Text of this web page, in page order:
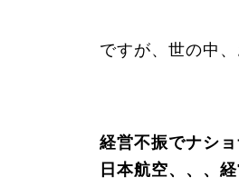
ですが、世の中
経営不振でナシ
日本航空、、、経